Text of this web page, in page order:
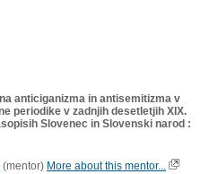
anticiganizma in antisemitizma v
periodike v zadnjih desetletjih XIX.
Slovenec in Slovenski narod :
(mentor) More about this mentor...